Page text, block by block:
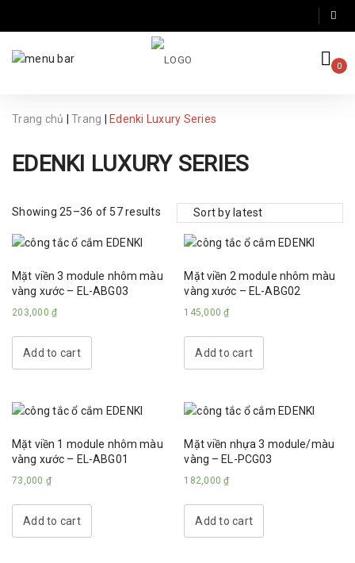
0
Trang chủ | Trang | Edenki Luxury Series
EDENKI LUXURY SERIES
Showing 25–36 of 57 results
Mặt viền 3 module nhôm màu
vàng xước – EL-ABG03
203,000 ₫
Add to cart
Mặt viền 2 module nhôm màu
vàng xước – EL-ABG02
145,000₫
Add to cart
Mặt viền 1 module nhôm màu
vàng xước – EL-ABG01
73,000 ₫
Add to cart
Mặt viền nhựa 3 module/màu
vàng – EL-PCG03
182,000₫
Add to cart